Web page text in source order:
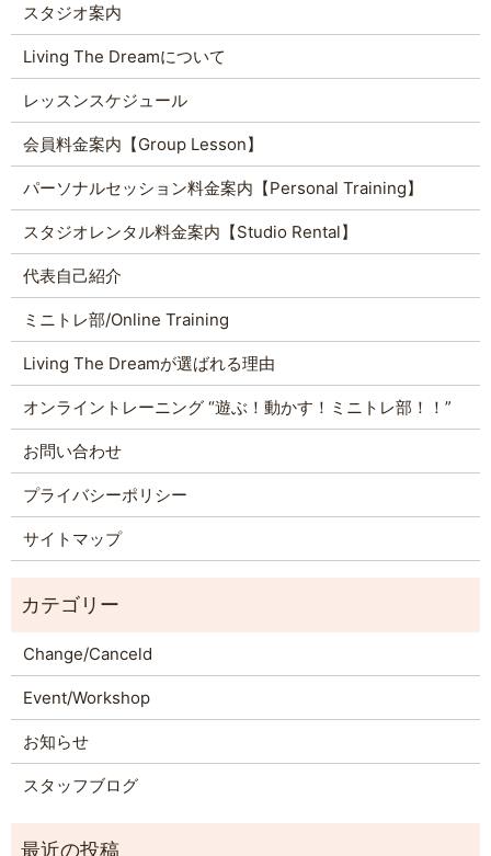
スタジオ案内
Living The Dreamについて
レッスンスケジュール
会員料金案内【Group Lesson】
パーソナルセッション料金案内【Personal Training】
スタジオレンタル料金案内【Studio Rental】
代表自己紹介
ミニトレ部/Online Training
Living The Dreamが選ばれる理由
オンライントレーニング “遊ぶ！動かす！ミニトレ部！！”
お問い合わせ
プライバシーポリシー
サイトマップ
Change/Canceld
Event/Workshop
お知らせ
スタッフブログ